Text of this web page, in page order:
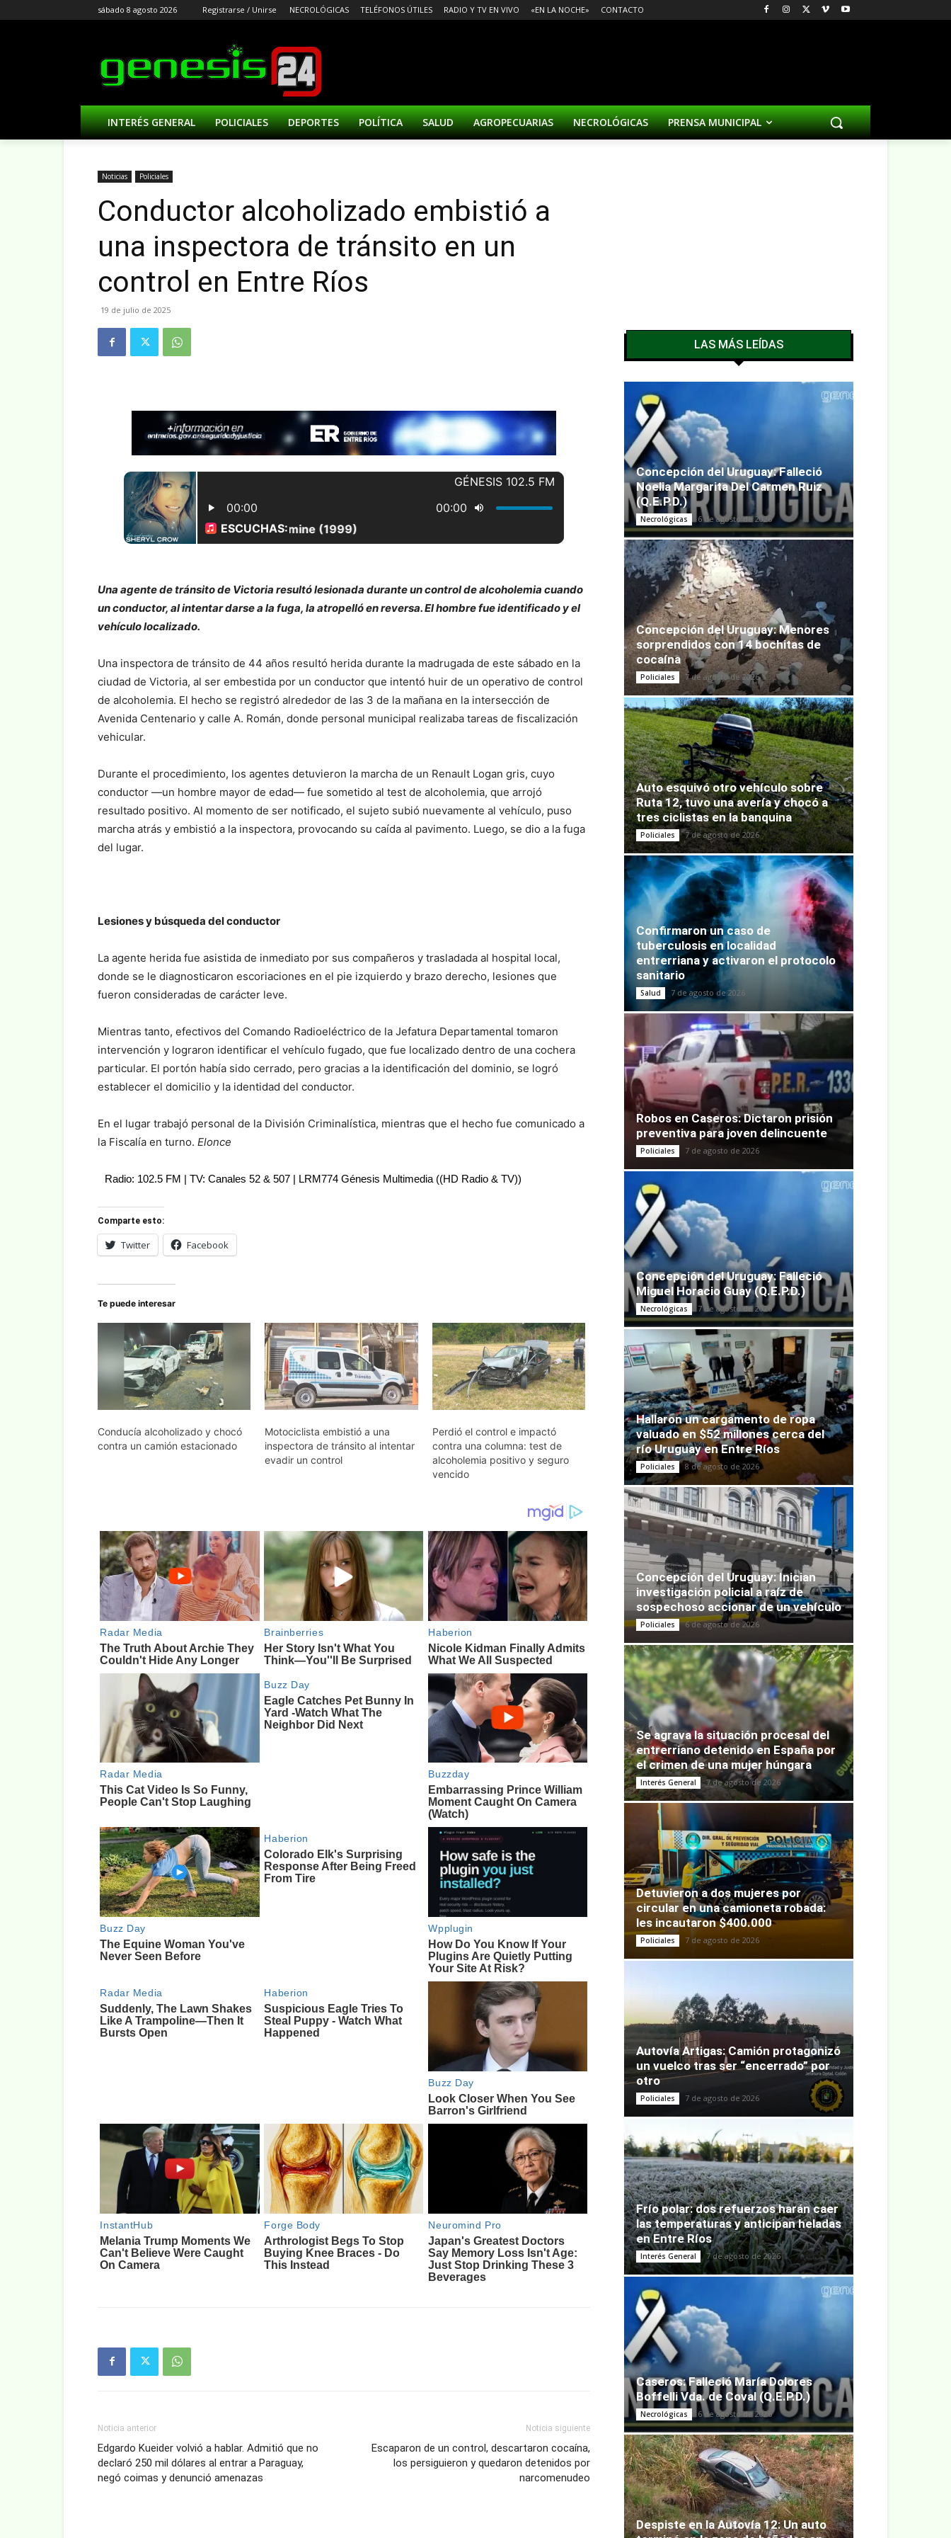
sábado 8 agosto 2026 Registrarse / Unirse NECROLÓGICAS TELÉFONOS ÚTILES RADIO Y TV EN VIVO «EN LA NOCHE» CONTACTO
INTERÉS GENERAL POLICIALES DEPORTES POLÍTICA SALUD AGROPECUARIAS NECROLÓGICAS PRENSA MUNICIPAL
Noticias Policiales
Conductor alcoholizado embistió a
una inspectora de tránsito en un
control en Entre Ríos
19 de julio de 2025
Una agente de tránsito de Victoria resultó lesionada durante un control de alcoholemia cuando
un conductor, al intentar darse a la fuga, la atropelló en reversa. El hombre fue identificado y el
vehículo localizado.
Una inspectora de tránsito de 44 años resultó herida durante la madrugada de este sábado en la
ciudad de Victoria, al ser embestida por un conductor que intentó huir de un operativo de control
de alcoholemia. El hecho se registró alrededor de las 3 de la mañana en la intersección de
Avenida Centenario y calle A. Román, donde personal municipal realizaba tareas de fiscalización
vehicular.
Durante el procedimiento, los agentes detuvieron la marcha de un Renault Logan gris, cuyo
conductor —un hombre mayor de edad— fue sometido al test de alcoholemia, que arrojó
resultado positivo. Al momento de ser notificado, el sujeto subió nuevamente al vehículo, puso
marcha atrás y embistió a la inspectora, provocando su caída al pavimento. Luego, se dio a la fuga
del lugar.
Lesiones y búsqueda del conductor
La agente herida fue asistida de inmediato por sus compañeros y trasladada al hospital local,
donde se le diagnosticaron escoriaciones en el pie izquierdo y brazo derecho, lesiones que
fueron consideradas de carácter leve.
Mientras tanto, efectivos del Comando Radioeléctrico de la Jefatura Departamental tomaron
intervención y lograron identificar el vehículo fugado, que fue localizado dentro de una cochera
particular. El portón había sido cerrado, pero gracias a la identificación del dominio, se logró
establecer el domicilio y la identidad del conductor.
En el lugar trabajó personal de la División Criminalística, mientras que el hecho fue comunicado a
la Fiscalía en turno. Elonce
Radio: 102.5 FM | TV: Canales 52 & 507 | LRM774 Génesis Multimedia ((HD Radio & TV))
Comparte esto:
Twitter Facebook
Te puede interesar
Conducía alcoholizado y chocó
contra un camión estacionado
Motociclista embistió a una
inspectora de tránsito al intentar
evadir un control
Perdió el control e impactó
contra una columna: test de
alcoholemia positivo y seguro
vencido
Noticia anterior
Edgardo Kueider volvió a hablar. Admitió que no
declaró 250 mil dólares al entrar a Paraguay,
negó coimas y denunció amenazas
Noticia siguiente
Escaparon de un control, descartaron cocaína,
los persiguieron y quedaron detenidos por
narcomenudeo
LAS MÁS LEÍDAS
Concepción del Uruguay: Falleció
Noelia Margarita Del Carmen Ruiz
(Q.E.P.D.)
Necrológicas 6 de agosto de 2026
Concepción del Uruguay: Menores
sorprendidos con 14 bochitas de
cocaína
Policiales 7 de agosto de 2026
Auto esquivó otro vehículo sobre
Ruta 12, tuvo una avería y chocó a
tres ciclistas en la banquina
Policiales 7 de agosto de 2026
Confirmaron un caso de
tuberculosis en localidad
entrerriana y activaron el protocolo
sanitario
Salud 7 de agosto de 2026
Robos en Caseros: Dictaron prisión
preventiva para joven delincuente
Policiales 7 de agosto de 2026
Concepción del Uruguay: Falleció
Miguel Horacio Guay (Q.E.P.D.)
Necrológicas 7 de agosto de 2026
Hallaron un cargamento de ropa
valuado en $52 millones cerca del
río Uruguay en Entre Ríos
Policiales 8 de agosto de 2026
Concepción del Uruguay: Inician
investigación policial a raíz de
sospechoso accionar de un vehículo
Policiales 6 de agosto de 2026
Se agrava la situación procesal del
entrerriano detenido en España por
el crimen de una mujer húngara
Interés General 7 de agosto de 2026
Detuvieron a dos mujeres por
circular en una camioneta robada:
les incautaron $400.000
Policiales 7 de agosto de 2026
Autovía Artigas: Camión protagonizó
un vuelco tras ser “encerrado” por
otro
Policiales 7 de agosto de 2026
Frío polar: dos refuerzos harán caer
las temperaturas y anticipan heladas
en Entre Ríos
Interés General 7 de agosto de 2026
Caseros: Falleció María Dolores
Boffelli Vda. de Coval (Q.E.P.D.)
Necrológicas 6 de agosto de 2026
Despiste en la Autovía 12: Un auto